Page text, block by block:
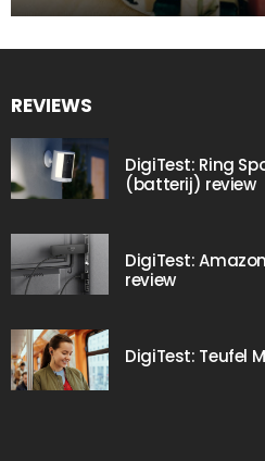
REVIEWS
DigiTest: Ring
(batterij) review
DigiTest:
review
DigiTest: Teufel